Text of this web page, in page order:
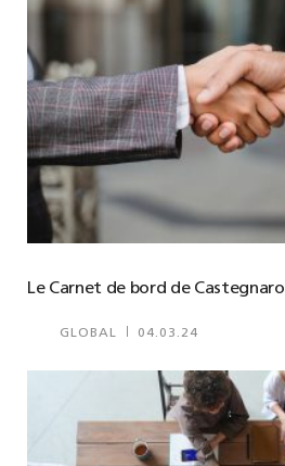
Le Carnet de bord de Castegnaro
GLOBAL 04.03.24